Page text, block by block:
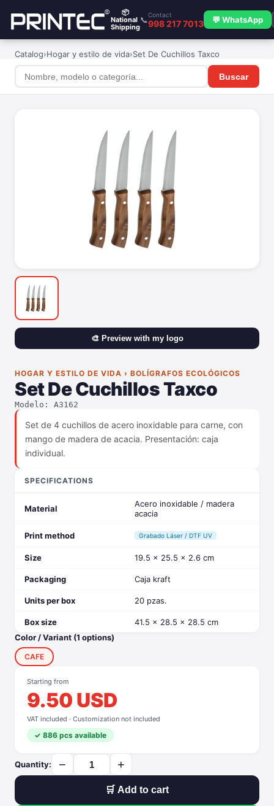
📦
National
Shipping
📞
Contact
998 217 7013 💬 WhatsApp
Catalog›Hogar y estilo de vida›Set De Cuchillos Taxco
Buscar
🎨 Preview with my logo
HOGAR Y ESTILO DE VIDA › BOLÍGRAFOS ECOLÓGICOS
Set De Cuchillos Taxco
Modelo: A3162
Set de 4 cuchillos de acero inoxidable para carne, con
mango de madera de acacia. Presentación: caja
individual.
SPECIFICATIONS
Material
Acero inoxidable / madera
acacia
Print method Grabado Láser / DTF UV
Size 19.5 x 25.5 x 2.6 cm
Packaging Caja kraft
Units per box 20 pzas.
Box size
41.5 x 28.5 x 28.5 cm
Color / Variant (1 options)
CAFE
Starting from
9.50 USD
VAT included · Customization not included
✓ 886 pcs available
Quantity: − +
🛒 Add to cart